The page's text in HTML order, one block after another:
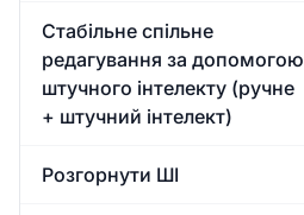
Стабільне спільне
редагування за допомогою
штучного інтелекту (ручне
+ штучний інтелект)
Розгорнути ШІ